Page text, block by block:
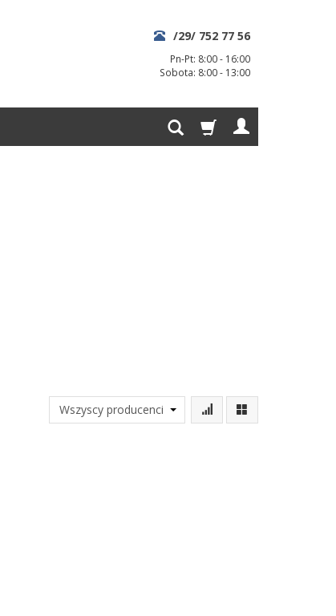
/29/ 752 77 56
Pn-Pt: 8:00 - 16:00
Sobota: 8:00 - 13:00